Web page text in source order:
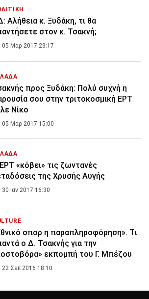
Αλήθεια κ. Ξυδάκη, τι θα
στον κ. Τσακνή;
05 Μαρ 2017 23:17
προς Ξυδάκη: Πολύ συχνή η
σου στην τριτοκοσμική ΕΡΤ
Νίκο
05 Μαρ 2017 15:00
«κόβει» τις ζωντανές
της Χρυσής Αυγής
30 Ιαν 2017 16:30
σπορ η παραπληροφόρηση». Tι
ο Δ. Τσακνής για την
εκπομπή του Γ. Mπέζου
22 Σεπ 2016 18:10